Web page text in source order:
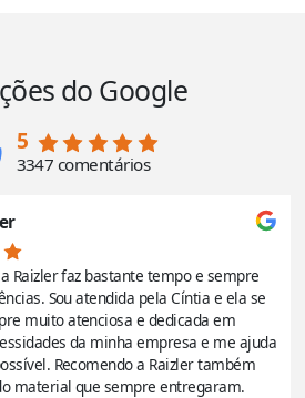
do Google
5
3347 comentários
Raizler faz bastante tempo e sempre
Sou atendida pela Cíntia e ela se
muito atenciosa e dedicada em
da minha empresa e me ajuda
Recomendo a Raizler também
material que sempre entregaram.